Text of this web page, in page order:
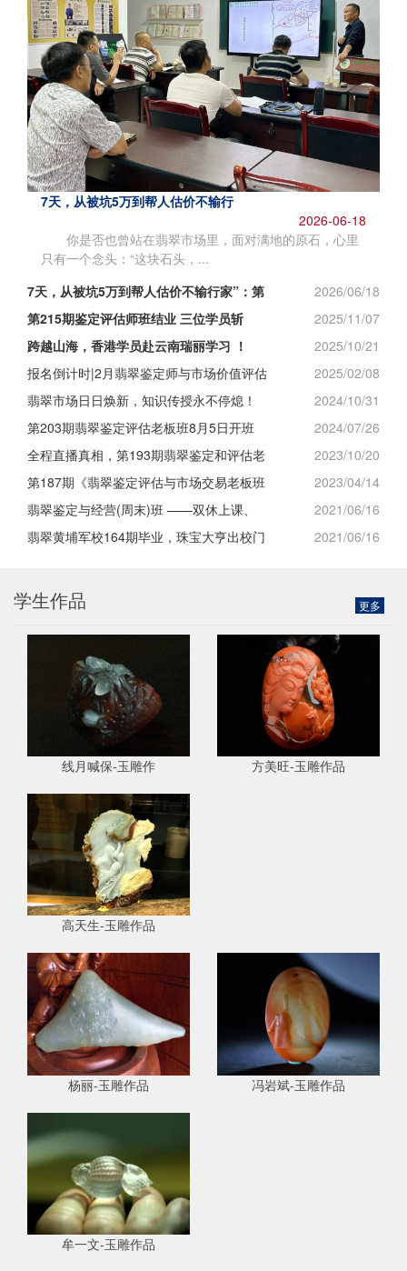
7天，从被坑5万到帮人估价不输行
2026-06-18
你是否也曾站在翡翠市场里，面对满地的原石，心里
只有一个念头：“这块石头，...
7天，从被坑5万到帮人估价不输行家”：第
2026/06/18
第215期鉴定评估师班结业 三位学员斩
2025/11/07
跨越山海，香港学员赴云南瑞丽学习 ！
2025/10/21
报名倒计时|2月翡翠鉴定师与市场价值评估
2025/02/08
翡翠市场日日焕新，知识传授永不停熄！
2024/10/31
第203期翡翠鉴定评估老板班8月5日开班
2024/07/26
全程直播真相，第193期翡翠鉴定和评估老
2023/10/20
第187期《翡翠鉴定评估与市场交易老板班
2023/04/14
翡翠鉴定与经营(周末)班 ——双休上课、
2021/06/16
翡翠黄埔军校164期毕业，珠宝大亨出校门
2021/06/16
学生作品 更多
线月喊保-玉雕作 方美旺-玉雕作品
高天生-玉雕作品
杨丽-玉雕作品 冯岩斌-玉雕作品
牟一文-玉雕作品